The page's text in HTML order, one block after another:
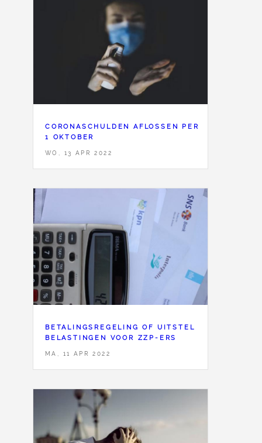
CORONASCHULDEN AFLOSSEN PER
1 OKTOBER
WO, 13 APR 2022
BETALINGSREGELING OF UITSTEL
BELASTINGEN VOOR ZZP-ERS
MA, 11 APR 2022